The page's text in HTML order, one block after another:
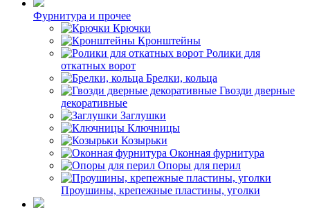
Фурнитура и прочее
Крючки
Кронштейны
Ролики для
откатных ворот
Брелки, кольца
Гвозди дверные
декоративные
Заглушки
Ключницы
Козырьки
Оконная фурнитура
Опоры для перил
Проушины, крепежные пластины, уголки